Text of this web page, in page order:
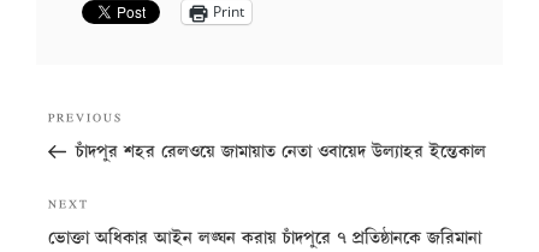
Print
navigation
Previous
Post
PREVIOUS
চাঁদপুর শহর রেলওয়ে জামায়াত নেতা ওবায়েদ উল্যাহর ইন্তেকাল
Next
Post
NEXT
ভোক্তা অধিকার আইন লঙ্ঘন করায় চাঁদপুরে ৭ প্রতিষ্ঠানকে জরিমানা